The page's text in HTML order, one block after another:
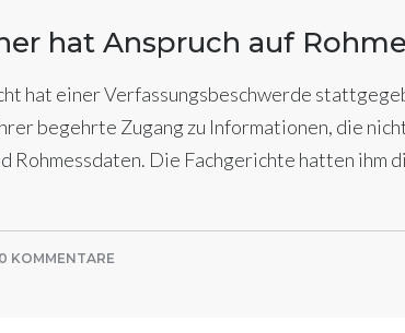
hat Anspruch auf
hat einer Verfassungsbeschwerde
begehrte Zugang zu Informationen, die
Rohmessdaten. Die Fachgerichte hatten ihm
0 KOMMENTARE